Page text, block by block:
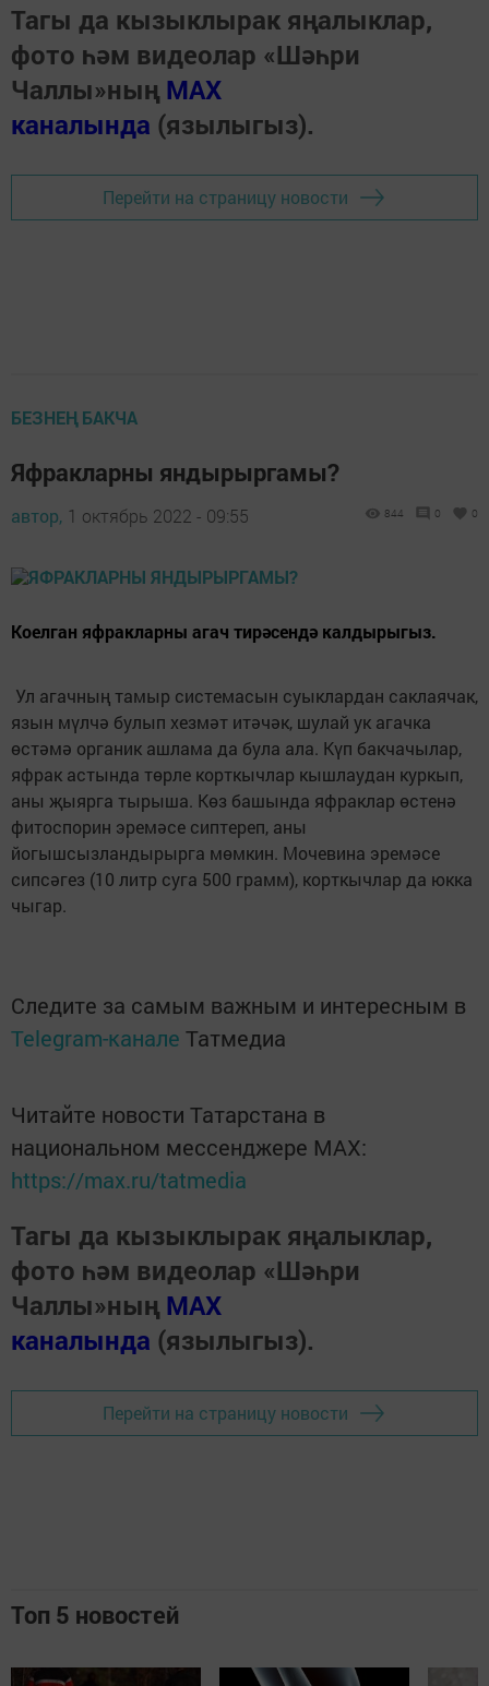
Тагы да кызыклырак яңалыклар,
фото һәм видеолар «Шәһри
Чаллы»ның MAX
каналында (язылыгыз).
Перейти на страницу новости
БЕЗНЕҢ БАКЧА
Яфракларны яндырыргамы?
автор, 1 октябрь 2022 - 09:55 844 0 0
Коелган яфракларны агач тирәсендә калдырыгыз.
Ул агачның тамыр системасын суыклардан саклаячак,
язын мүлчә булып хезмәт итәчәк, шулай ук агачка
өстәмә органик ашлама да була ала. Күп бакчачылар,
яфрак астында төрле корткычлар кышлаудан куркып,
аны җыярга тырыша. Көз башында яфраклар өстенә
фитоспорин эремәсе сиптереп, аны
йогышсызландырырга мөмкин. Мочевина эремәсе
сипсәгез (10 литр суга 500 грамм), корткычлар да юкка
чыгар.
Следите за самым важным и интересным в
Telegram-канале Татмедиа
Читайте новости Татарстана в
национальном мессенджере MАХ:
https://max.ru/tatmedia
Тагы да кызыклырак яңалыклар,
фото һәм видеолар «Шәһри
Чаллы»ның MAX
каналында (язылыгыз).
Перейти на страницу новости
Топ 5 новостей